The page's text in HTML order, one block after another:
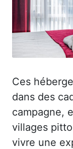
Ces
dans des
campagne,
villages
vivre une